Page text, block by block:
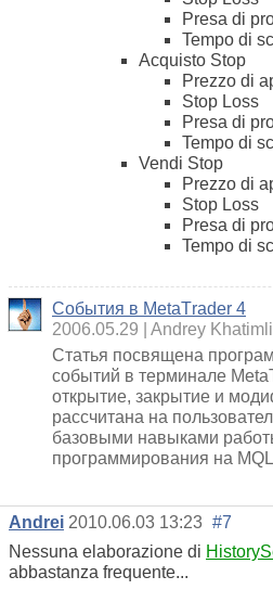
Presa di
Tempo di
Acquisto Stop
Prezzo di
Stop Loss
Presa di
Tempo di
Vendi Stop
Prezzo di
Stop Loss
Presa di
Tempo di
События в МetaТrader 4
2006.05.29
Andrey
Статья посвящена
событий в терминале
открытие, закрытие и
рассчитана на
базовыми навыками
программирования на
Andrei 2010.06.03 13:23 #7
Nessuna elaborazione di
abbastanza frequente...